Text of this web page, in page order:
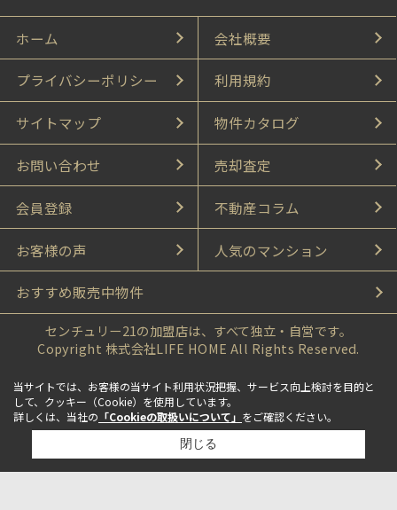
ホーム 会社概要
プライバシーポリシー 利用規約
サイトマップ 物件カタログ
お問い合わせ 売却査定
会員登録 不動産コラム
お客様の声 人気のマンション
おすすめ販売中物件
センチュリー21の加盟店は、すべて独立・自営です。
Copyright 株式会社LIFE HOME All Rights Reserved.
当サイトでは、お客様の当サイト利用状況把握、サービス向上検討を目的と
して、クッキー（Cookie）を使用しています。
詳しくは、当社の 「Cookieの取扱いについて」 をご確認ください。
閉じる